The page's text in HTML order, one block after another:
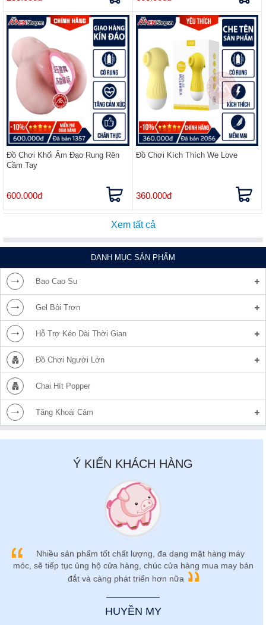
Đồ Chơi Khối Âm Đạo Rung Rên
Cầm Tay
600.000đ
Đồ Chơi Kích Thích We Love
360.000đ
Xem tất cả
DANH MỤC SẢN PHẨM
Bao Cao Su
Gel Bôi Trơn
Hỗ Trợ Kéo Dài Thời Gian
Đồ Chơi Người Lớn
Chai Hít Popper
Tăng Khoái Cảm
Ý KIẾN KHÁCH HÀNG
Nhiều sản phẩm tốt chất lượng, đa dạng mặt hàng máy
móc, sẽ tiếp tục ủng hộ cửa hàng, chúc cửa hàng mua may bán
đắt và càng phát triển hơn nữa
HUYỀN MY